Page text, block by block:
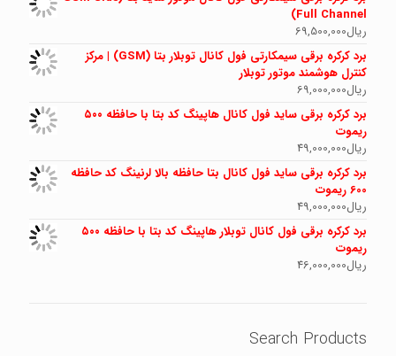
Full Channel)
ریال69,500,000
برد کرکره برقی سیمکارتی فول کانال توبلار بتا (GSM) | مرکز
کنترل هوشمند موتور توبلار
ریال69,000,000
برد کرکره برقی ساید فول کانال هاپینگ کد بتا با حافظه ۵۰۰
ریموت
ریال49,000,000
برد کرکره برقی ساید فول کانال بتا حافظه بالا لرنینگ کد حافظه
600 ریموت
ریال49,000,000
برد کرکره برقی فول کانال توبلار هاپینگ کد بتا با حافظه ۵۰۰
ریموت
ریال46,000,000
Search Products